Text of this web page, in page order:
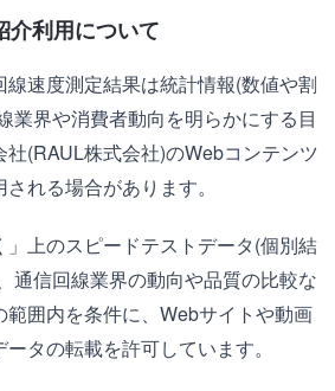
介利用について
速度測定結果は統計情報(数値や割
業界や消費者動向を明らかにする目
(RAUL株式会社)のWebコンテンツ
れる場合があります。
」上のスピードテストデータ(個別結
通信回線業界の動向や品質の比較な
範囲内を条件に、Webサイトや動画
タの転載を許可しています。